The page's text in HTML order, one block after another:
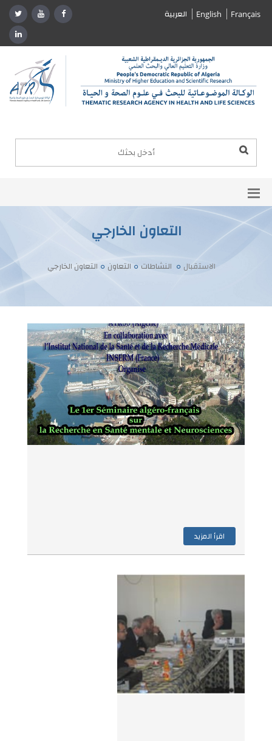
العربية English Français
التعاون الخارجي
الاستقبال النشاطات التعاون التعاون الخارجي
اقرأ المزيد